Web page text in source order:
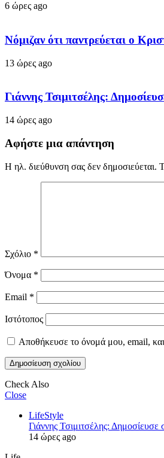
6 ώρες ago
Νόμιζαν ότι παντρεύεται ο
13 ώρες ago
Γιάννης Τσιμιτσέλης:
14 ώρες ago
Αφήστε μια απάντηση
Η ηλ. διεύθυνση σας δεν δημοσιεύεται.
Σχόλιο *
Όνομα *
Email *
Ιστότοπος
Αποθήκευσε το όνομά μου, email,
Check Also
Close
LifeStyle
Γιάννης Τσιμιτσέλης:
14 ώρες ago